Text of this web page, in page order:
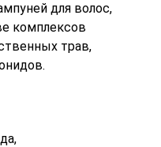
для волос,
комплексов
трав,